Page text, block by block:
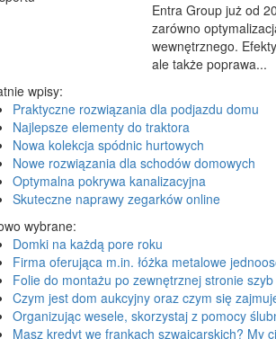
Entra Group już od
zarówno
wewnętrznego.
ale także poprawa...
wpisy:
Praktyczne rozwiązania dla podjazdu domu
Najlepsze elementy do traktora
Nowa kolekcja spódnic hurtowych
Nowe rozwiązania dla schodów domowych
Optymalna pokrywa kanalizacyjna
Skuteczne naprawy zegarków online
wybrane:
Domki na każdą pore roku
Firma oferująca m.in. łóżka metalowe
Folie do montażu po zewnętrznej stronie szyb
Czym jest dom aukcyjny oraz czym się
Organizując wesele, skorzystaj z pomocy
Masz kredyt we frankach szwajcarskich? My